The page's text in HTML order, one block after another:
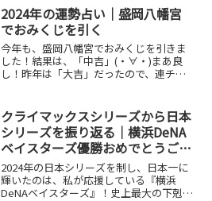
2024年の運勢占い｜盛岡八幡宮
でおみくじを引く
今年も、盛岡八幡宮でおみくじを引きま
した！結果は、「中吉」(・∀・)まあ良
し！昨年は「大吉」だったので、連チャ
道埋るまで 雪はふりつむなんだか悲し
い雰囲気の句だという印...
クライマックスシリーズから日本
シリーズを振り返る｜横浜DeNA
ベイスターズ優勝おめでとうござ
います！
2024年の日本シリーズを制し、日本一に
輝いたのは、私が応援している『横浜
DeNAベイスターズ』！史上最大の下剋上